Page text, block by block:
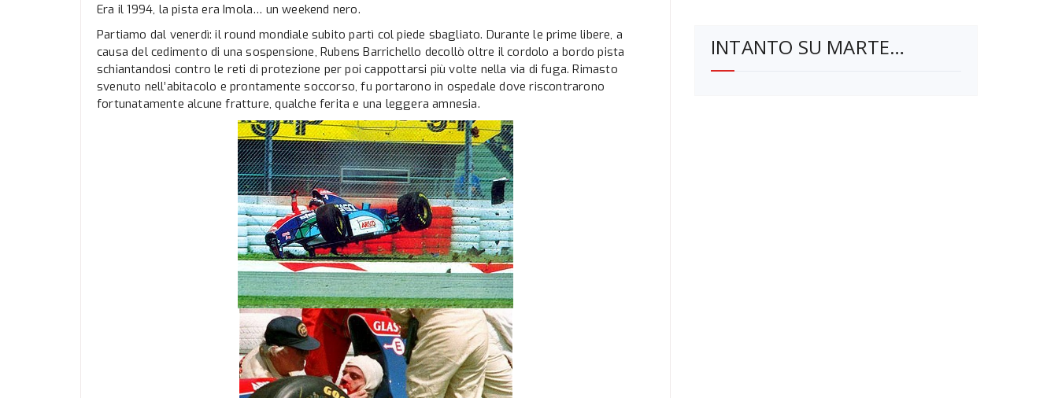
Era il 1994, la pista era Imola… un weekend nero.
Partiamo dal venerdì: il round mondiale subito partì col piede sbagliato. Durante le prime libere, a
causa del cedimento di una sospensione, Rubens Barrichello decollò oltre il cordolo a bordo pista
schiantandosi contro le reti di protezione per poi cappottarsi più volte nella via di fuga. Rimasto
svenuto nell’abitacolo e prontamente soccorso, fu portarono in ospedale dove riscontrarono
fortunatamente alcune fratture, qualche ferita e una leggera amnesia.
INTANTO SU MARTE…